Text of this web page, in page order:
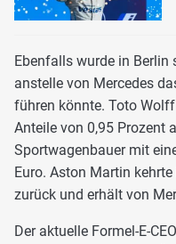
Ebenfalls wurde in Berlin
anstelle von Mercedes
führen könnte. Toto
Anteile von 0,95 Prozent
Sportwagenbauer mit
Euro. Aston Martin
zurück und erhält von
Der aktuelle Formel-E-